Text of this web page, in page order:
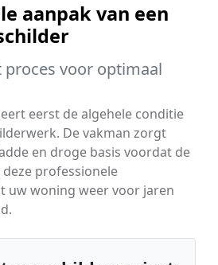
aanpak van een
proces voor optimaal
eerst de algehele conditie
De vakman zorgt
en droge basis voordat de
professionele
uw woning weer voor jaren